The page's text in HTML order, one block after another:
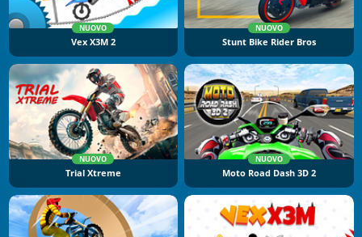
NUOVO
Vex X3M 2
NUOVO
Stunt Bike Rider Bros
NUOVO
Trial Xtreme
NUOVO
Moto Road Dash 3D 2